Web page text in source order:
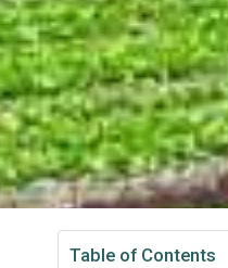
Table of Contents